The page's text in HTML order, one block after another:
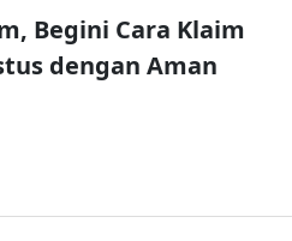
Begini Cara Klaim
dengan Aman